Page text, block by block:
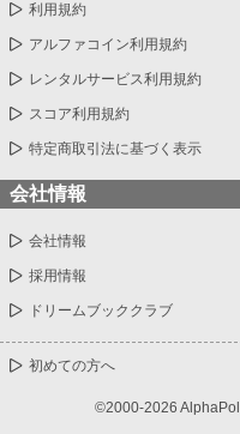
利用規約
アルファコイン利用規約
レンタルサービス利用規約
スコア利用規約
特定商取引法に基づく表示
会社情報
会社情報
採用情報
ドリームブッククラブ
初めての方へ
©2000-2026